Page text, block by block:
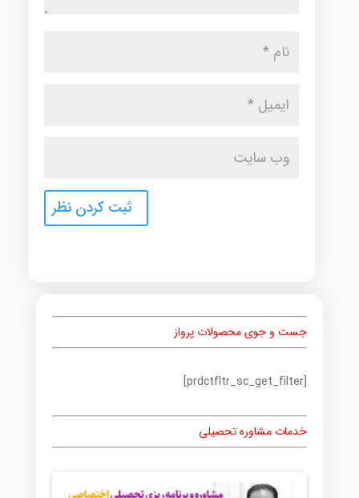
جست و جوی محصولات پرواز
[prdctfltr_sc_get_filter]
خدمات مشاوره تحصیلی